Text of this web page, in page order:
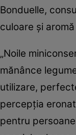
Bonduelle,
culoare şi
„Noile
mănânce
utilizare,
percepţia
pentru